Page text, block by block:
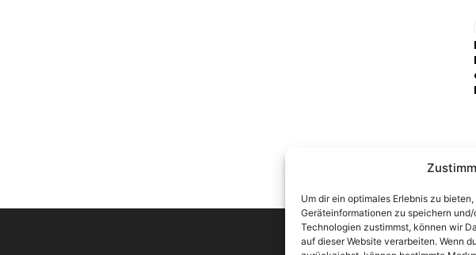
Um dir ein optimales Erlebnis zu
Geräteinformationen zu speichern
Technologien zustimmst, können wir
auf dieser Website verarbeiten. Wenn